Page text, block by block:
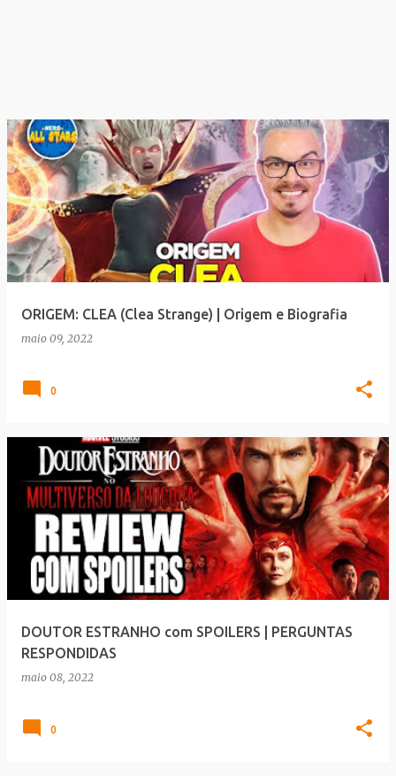
ORIGEM: CLEA (Clea Strange) | Origem e Biografia
maio 09, 2022
0
DOUTOR ESTRANHO com SPOILERS | PERGUNTAS
RESPONDIDAS
maio 08, 2022
0